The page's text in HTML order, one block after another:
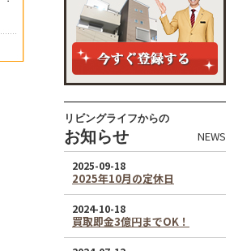
リビングライフからの
お知らせ NEWS